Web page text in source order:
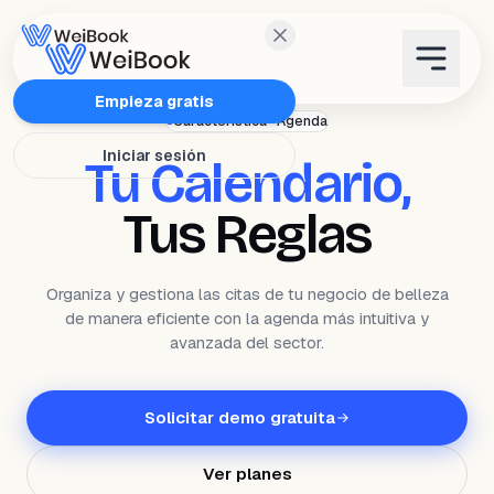
Características
Planes
Blog
Empieza gratis
Iniciar sesión
Característica · Agenda
Tu Calendario,
Tus Reglas
Organiza y gestiona las citas de tu negocio de belleza
de manera eficiente con la agenda más intuitiva y
avanzada del sector.
Solicitar demo gratuita
Ver planes